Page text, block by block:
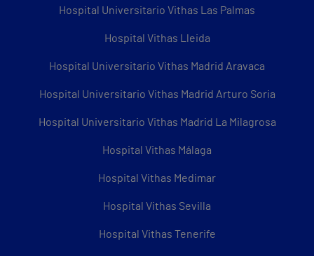
Hospital Universitario Vithas Las Palmas
Hospital Vithas Lleida
Hospital Universitario Vithas Madrid Aravaca
Hospital Universitario Vithas Madrid Arturo Soria
Hospital Universitario Vithas Madrid La Milagrosa
Hospital Vithas Málaga
Hospital Vithas Medimar
Hospital Vithas Sevilla
Hospital Vithas Tenerife